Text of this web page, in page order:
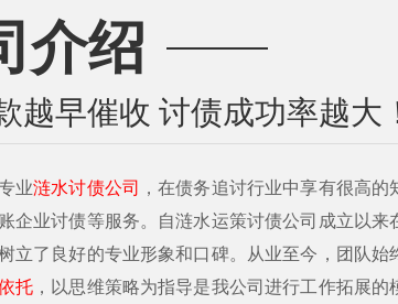
介绍
越早催收 讨债成功率越大
业涟水讨债公司
，在债务追讨行业中享有很高的
企业讨债等服务。自涟水运策讨债公司成立以来
立了良好的专业形象和口碑。从业至今，团队始
托 ，以思维策略为指导是我公司进行工作拓展的